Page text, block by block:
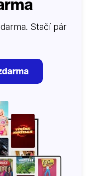
Stačí pár